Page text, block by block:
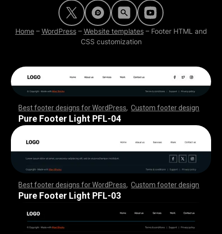
Home– WordPress– Website templates– Footer HTML and
CSS customization
Best footer designs for WordPress ,Custom footer design
,,,,,,,,,,,,,,,,,,,,,,,,,,,,,,,,,,,,, ,,,,,,,,,,,,,,,,,,,,,,,,
,,,,,,,,,,,,,,,,,,,,,,,,,,,,,,,,,,,,, ,,,,,,,,,,,,,,,,,,,,,,,,
,,,,,,,,
Pure Footer Light PFL-04
Best footer designs for WordPress ,Custom footer design
,,,,,,,,,,,,,,,,,,,,,,,,,,,,,,,,,,,,, ,,,,,,,,,,,,,,,,,,,,,,,,
,,,,,,,,,,,,,,,,,,,,,,,,,,,,,,,,,,,,, ,,,,,,,,,,,,,,,,,,,,,,,,
,,,,,,,,
Pure Footer Light PFL-03